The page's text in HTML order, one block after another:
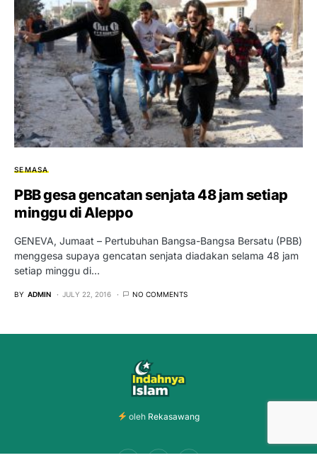
SEMASA
PBB gesa gencatan senjata 48 jam setiap
minggu di Aleppo
GENEVA, Jumaat – Pertubuhan Bangsa-Bangsa Bersatu (PBB)
menggesa supaya gencatan senjata diadakan selama 48 jam
setiap minggu di…
BY ADMIN JULY 22, 2016 NO COMMENTS
oleh Rekasawang